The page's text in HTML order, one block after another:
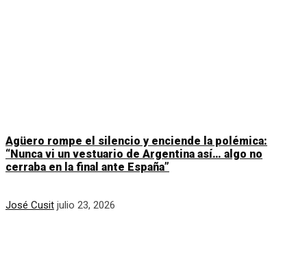
Agüero rompe el silencio y enciende la polémica:
“Nunca vi un vestuario de Argentina así… algo no
cerraba en la final ante España”
José Cusit julio 23, 2026